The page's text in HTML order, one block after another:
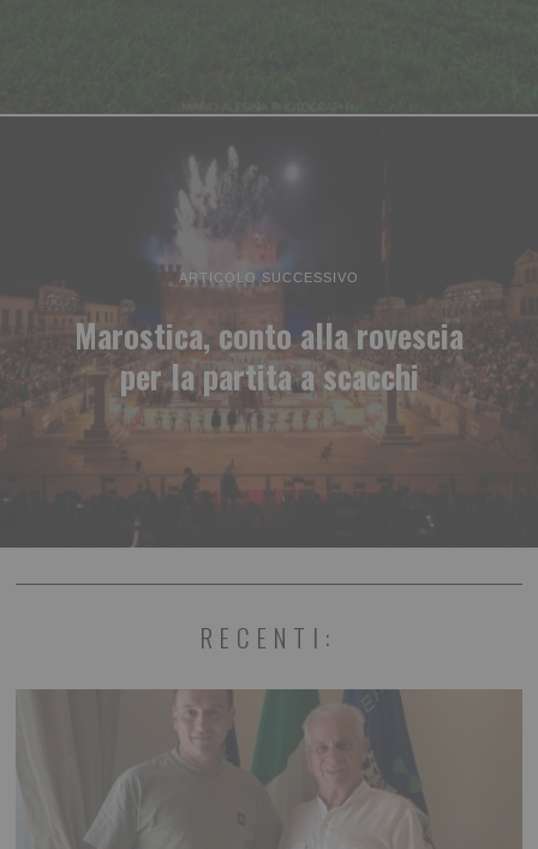
ARTICOLO SUCCESSIVO
Marostica, conto alla rovescia
per la partita a scacchi
RECENTI: